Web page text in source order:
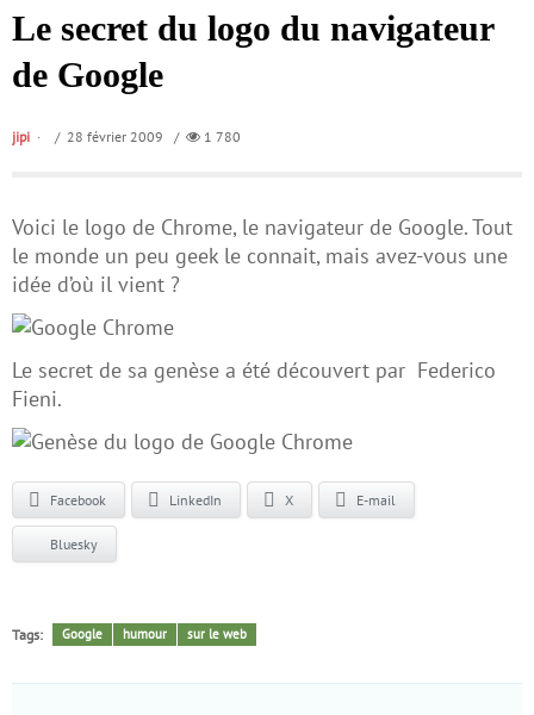
Le secret du logo du navigateur
de Google
jipi / 28 février 2009 / 1 780
Voici le logo de Chrome, le navigateur de Google. Tout
le monde un peu geek le connait, mais avez-vous une
idée d’où il vient ?
Le secret de sa genèse a été découvert par Federico
Fieni.
Facebook LinkedIn X E-mail
Bluesky
Tags: Google humour sur le web